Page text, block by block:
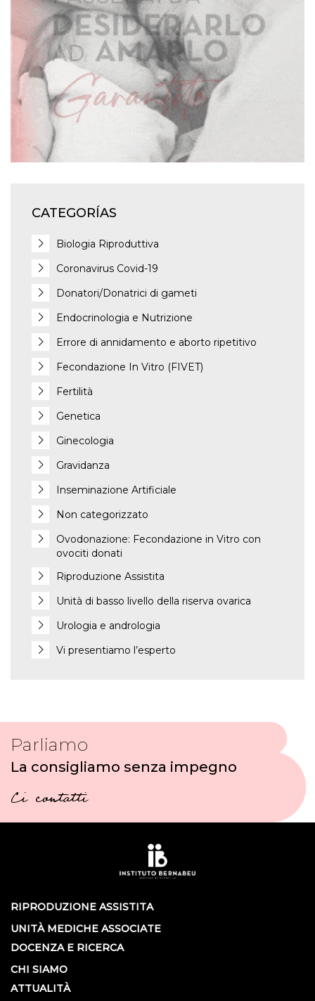
CATEGORÍAS
Biologia Riproduttiva
Coronavirus Covid-19
Donatori/Donatrici di gameti
Endocrinologia e Nutrizione
Errore di annidamento e aborto ripetitivo
Fecondazione In Vitro (FIVET)
Fertilità
Genetica
Ginecologia
Gravidanza
Inseminazione Artificiale
Non categorizzato
Ovodonazione: Fecondazione in Vitro con
ovociti donati
Riproduzione Assistita
Unità di basso livello della riserva ovarica
Urologia e andrologia
Vi presentiamo l’esperto
Parliamo
La consigliamo senza impegno
Ci contatti
RIPRODUZIONE ASSISTITA
UNITÀ MEDICHE ASSOCIATE
DOCENZA E RICERCA
CHI SIAMO
ATTUALITÀ